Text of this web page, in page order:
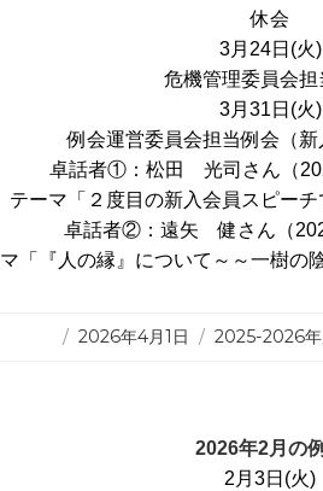
休会
3月24日(火)
危機管理委員会担
3月31日(火)
例会運営委員会担当例会（新
卓話者①：松田 光司さん（
テーマ「２度目の新入会員スピーチ
卓話者②：遠矢 健さん（
「『人の縁』について～～一樹の
投
2026年4月1日
カ
ー
2025-2026年
2026年2月の
2月3日(火)